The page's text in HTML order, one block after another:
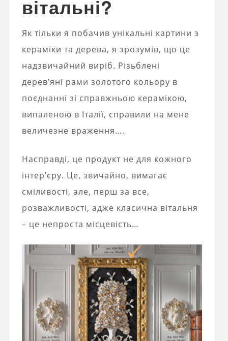
вітальні?
Як тільки я побачив унікальні картини з
кераміки та дерева, я зрозумів, що це
надзвичайний виріб. Різьблені
дерев’яні рами золотого кольору в
поєднанні зі справжньою керамікою,
випаленою в Італії, справили на мене
величезне враження….
Насправді, це продукт не для кожного
інтер’єру. Це, звичайно, вимагає
сміливості, але, перш за все,
розважливості, адже класична вітальня
– це непроста місцевість…